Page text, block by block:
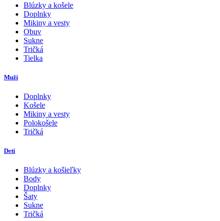
Blúzky a košele
Doplnky
Mikiny a vesty
Obuv
Sukne
Tričká
Tielka
Muži
Doplnky
Košele
Mikiny a vesty
Polokošele
Tričká
Deti
Blúzky a košieľky
Body
Doplnky
Šaty
Sukne
Tričká